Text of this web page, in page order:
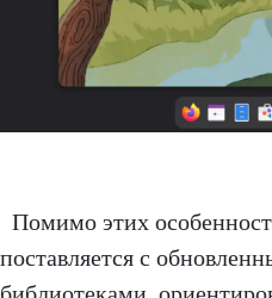
Помимо этих
поставляется с